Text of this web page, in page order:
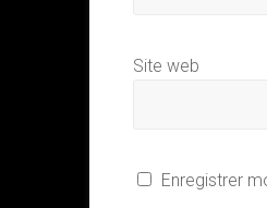
Site web
Enregistrer